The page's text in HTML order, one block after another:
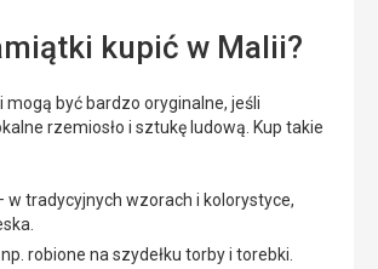
kupić w Malii?
mogą być bardzo oryginalne, jeśli
rzemiosło i sztukę ludową. Kup takie
w tradycyjnych wzorach i kolorystyce,
robione na szydełku torby i torebki.